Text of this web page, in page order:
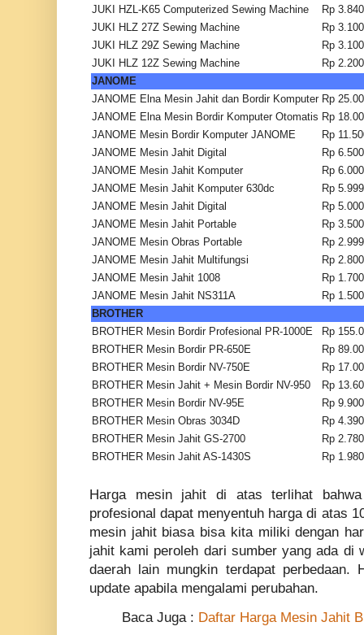
JUKI HZL-K65 Computerized Sewing Machine
Rp
JUKI HLZ 27Z Sewing Machine
Rp
JUKI HLZ 29Z Sewing Machine
Rp
JUKI HLZ 12Z Sewing Machine
Rp
JANOME
JANOME Elna Mesin Jahit dan Bordir Komputer Rp
JANOME Elna Mesin Bordir Komputer Otomatis Rp
JANOME Mesin Bordir Komputer JANOME
Rp
JANOME Mesin Jahit Digital
Rp
JANOME Mesin Jahit Komputer
Rp
JANOME Mesin Jahit Komputer 630dc
Rp
JANOME Mesin Jahit Digital
Rp
JANOME Mesin Jahit Portable
Rp
JANOME Mesin Obras Portable
Rp
JANOME Mesin Jahit Multifungsi
Rp
JANOME Mesin Jahit 1008
Rp
JANOME Mesin Jahit NS311A
Rp
BROTHER
BROTHER Mesin Bordir Profesional PR-1000E
Rp
BROTHER Mesin Bordir PR-650E
Rp
BROTHER Mesin Bordir NV-750E
Rp
BROTHER Mesin Jahit + Mesin Bordir NV-950
Rp
BROTHER Mesin Bordir NV-95E
Rp
BROTHER Mesin Obras 3034D
Rp
BROTHER Mesin Jahit GS-2700
Rp
BROTHER Mesin Jahit AS-1430S
Rp
Harga mesin jahit di atas terlihat
profesional dapat menyentuh harga di atas
mesin jahit biasa bisa kita miliki dengan
jahit kami peroleh dari sumber yang ada di
daerah lain mungkin terdapat
update apabila mengalami perubahan.
Baca Juga : Daftar Harga Mesin Jahit